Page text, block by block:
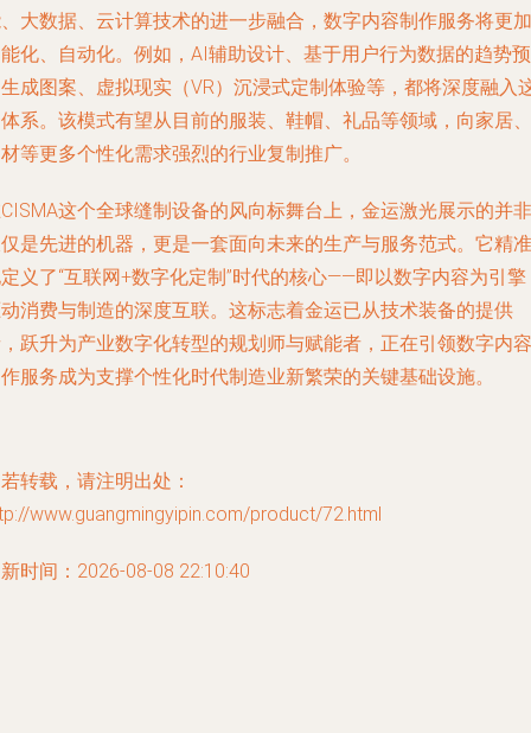
大数据、云计算技术的进一步融合，数字内容制作服务将更加
化、自动化。例如，AI辅助设计、基于用户行为数据的趋势预
成图案、虚拟现实（VR）沉浸式定制体验等，都将深度融入
系。该模式有望从目前的服装、鞋帽、礼品等领域，向家居、
等更多个性化需求强烈的行业复制推广。
这个全球缝制设备的风向标舞台上，金运激光展示的并非
是先进的机器，更是一套面向未来的生产与服务范式。它精准
义了“互联网+数字化定制”时代的核心——即以数字内容为引擎
消费与制造的深度互联。这标志着金运已从技术装备的提供
跃升为产业数字化转型的规划师与赋能者，正在引领数字内容
服务成为支撑个性化时代制造业新繁荣的关键基础设施。
转载，请注明出处：
www.guangmingyipin.com/product/72.html
时间：2026-08-08 22:10:40